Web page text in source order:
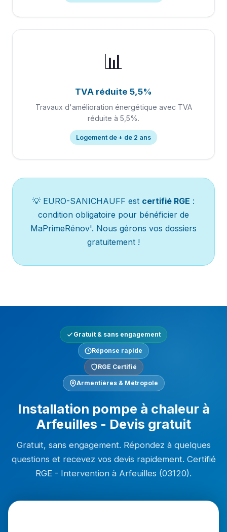
📊
TVA réduite 5,5%
Travaux d'amélioration énergétique avec TVA
réduite à 5,5%.
Logement de + de 2 ans
💡 EURO-SANICHAUFF est certifié RGE :
condition obligatoire pour bénéficier de
MaPrimeRénov'. Nous gérons vos dossiers
gratuitement !
Gratuit & sans engagement
Réponse rapide
RGE Certifié
Armentières & Métropole
Installation pompe à chaleur à
Arfeuilles - Devis gratuit
Gratuit, sans engagement. Répondez à quelques
questions et recevez vos devis rapidement. Certifié
RGE - Intervention à Arfeuilles (03120).